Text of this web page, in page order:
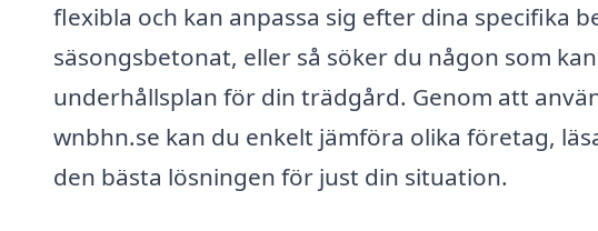
flexibla och kan anpassa sig efter dina specifika
säsongsbetonat, eller så söker du någon som
underhållsplan för din trädgård. Genom att
wnbhn.se kan du enkelt jämföra olika företag,
den bästa lösningen för just din situation.